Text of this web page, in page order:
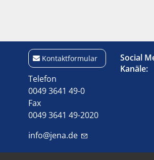
Kontaktformular
Telefon
0049 3641 49-0
Fax
0049 3641 49-2020
info@jena.de
Social
Kanäle: